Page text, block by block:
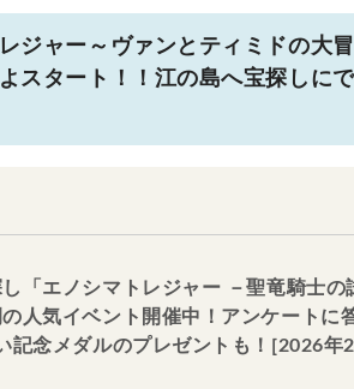
ジャー～ヴァンとティミドの大
スタート！！江の島へ宝探しに
「エノシマトレジャー －聖竜騎士の
の人気イベント開催中！アンケートに
記念メダルのプレゼントも！[2026年